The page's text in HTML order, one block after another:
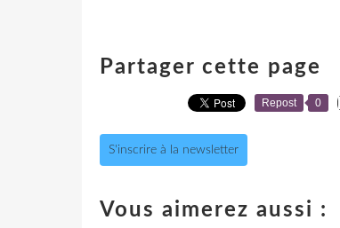
Partager cette page
Repost 0
S'inscrire à la newsletter
Vous aimerez aussi :